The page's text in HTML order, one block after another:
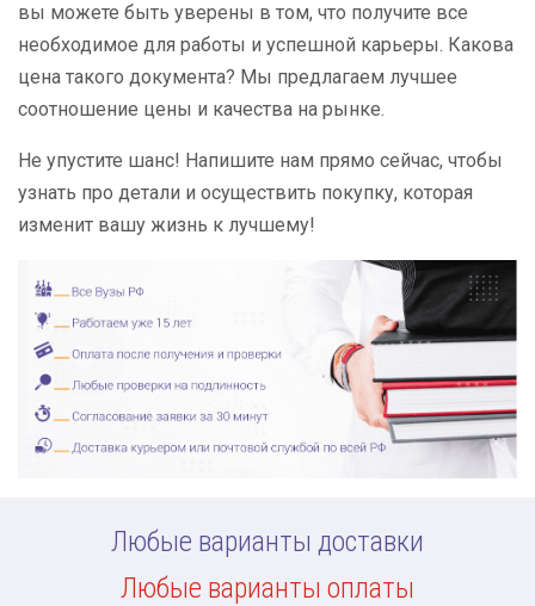
вы можете быть уверены в том, что получите все
необходимое для работы и успешной карьеры. Какова
цена такого документа? Мы предлагаем лучшее
соотношение цены и качества на рынке.
Не упустите шанс! Напишите нам прямо сейчас, чтобы
узнать про детали и осуществить покупку, которая
изменит вашу жизнь к лучшему!
Любые варианты доставки
Любые варианты оплаты